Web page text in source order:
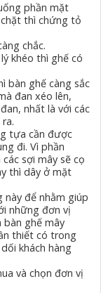
phần mặt
thì chứng tỏ
chắc.
khéo thì ghế có
bàn ghế càng sắc
đan xéo lên,
nhất là với các
tựa cần được
đi. Vì phần
sợi mây sẽ cọ
thì dây ở mặt
để nhằm giúp
những đơn vị
bàn ghế mây
thiết có trong
khách hàng
và chọn đơn vị